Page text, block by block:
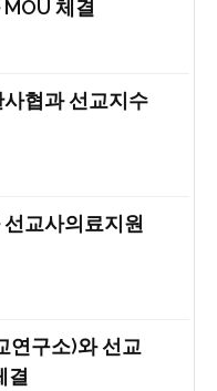
체결
협과 선교지수
교사의료지원
연구소)와 선교
결